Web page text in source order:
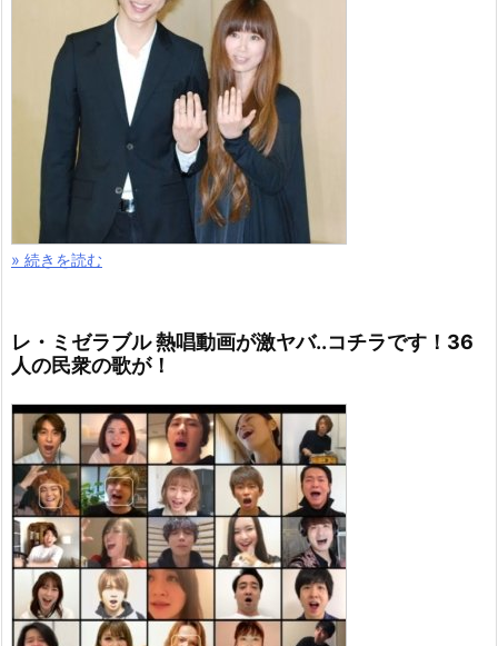
» 続きを読む
レ・ミゼラブル 熱唱動画が激ヤバ..コチラです！36
人の民衆の歌が！